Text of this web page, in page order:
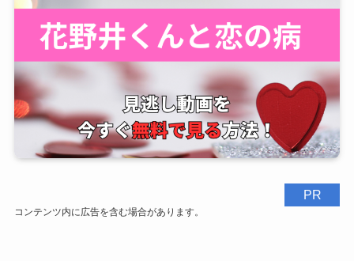
PR
コンテンツ内に広告を含む場合があります。